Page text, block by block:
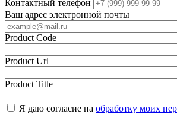
Контактный телефон
Ваш адрес электронной почты
Product Code
Product Url
Product Title
Я даю согласие на обработку моих